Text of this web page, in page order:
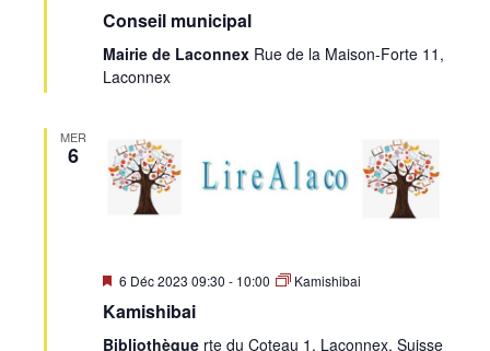
avant
Conseil municipal
Mairie de Laconnex Rue de la Maison-Forte 11,
Laconnex
MER
6
Mis
avant
6 Déc 2023 09:30 - 10:00 Kamishibai
Kamishibai
Bibliothèque rte du Coteau 1, Laconnex, Suisse